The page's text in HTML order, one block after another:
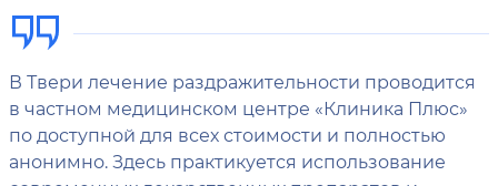
В Твери лечение раздражительности проводится
в частном медицинском центре «Клиника Плюс»
по доступной для всех стоимости и полностью
анонимно. Здесь практикуется использование